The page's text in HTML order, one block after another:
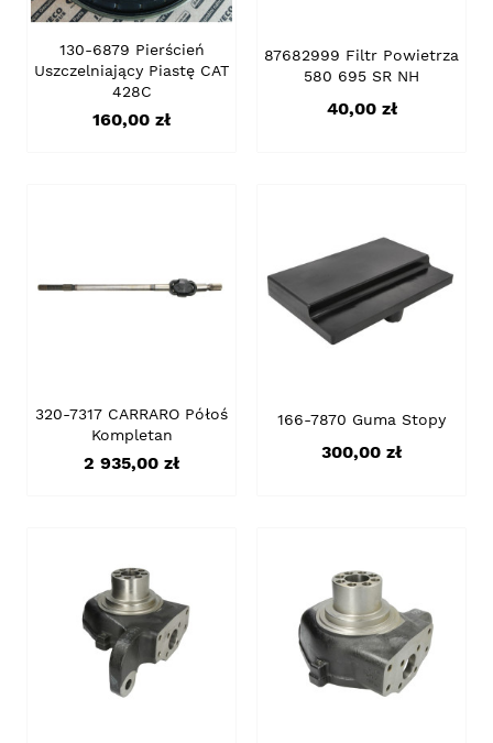
130-6879 Pierścień
Uszczelniający Piastę CAT
428C
Cena
160,00 zł
87682999 Filtr Powietrza
580 695 SR NH
Cena
40,00 zł
320-7317 CARRARO Półoś
Kompletan
Cena
2 935,00 zł
166-7870 Guma Stopy
Cena
300,00 zł